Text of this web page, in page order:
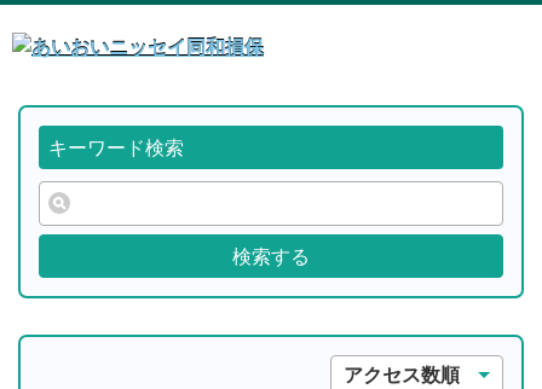
キーワード検索
検索する
アクセス数順